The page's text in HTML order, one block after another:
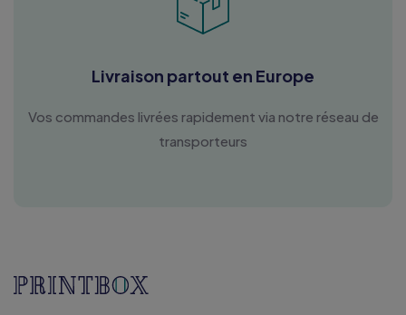
Livraison partout en Europe
Vos commandes livrées rapidement via notre réseau de
transporteurs